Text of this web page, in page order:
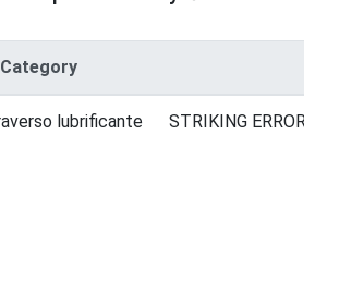
lubrificante STRIKING ERRORS